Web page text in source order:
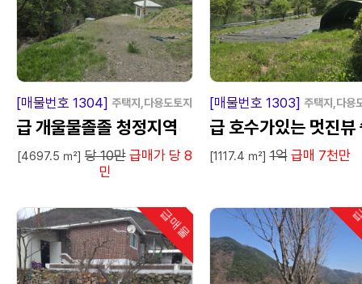
급 매 물
[매물번호 1304] 주택지,다용도토지
급 개울물졸졸 청정지역
[4697.5 ㎡] 당 10만 급매가 당 8
민
급 매
[매물번호 1303] 주택지,다용
급 호수가있는 멋진뷰
터텃밭 전원주택지.
[1117.4 ㎡] 1억 급매 7천만
급매물
인기